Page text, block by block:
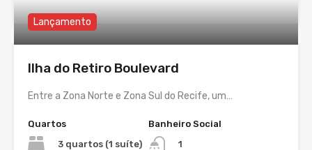
Lançamento
Ilha do Retiro Boulevard
Entre a Zona Norte e Zona Sul do Recife, um…
Quartos
3 quartos (1 suíte)
Banheiro Social
1